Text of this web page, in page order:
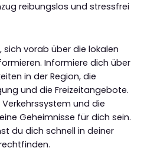
reibungslos und stressfrei
vorab über die lokalen
Informiere dich über
in der Region, die
und die Freizeitangebote.
und die
Geheimnisse für dich sein.
du dich schnell in deiner